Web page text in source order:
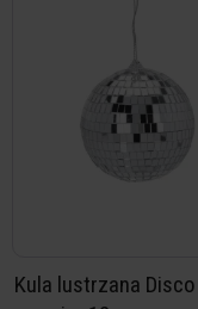
Kula lustrzana